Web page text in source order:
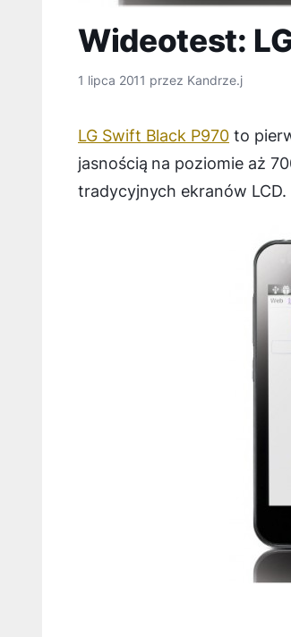
Wideotest:
1 lipca 2011 przez Kandrze.j
LG Swift Black P970 to
jasnością na poziomie aż
tradycyjnych ekranów LCD.